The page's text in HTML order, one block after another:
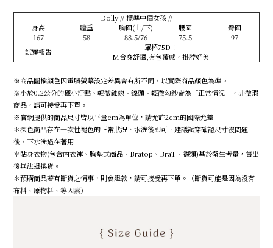
Dolly // 標準中個女孩 //
身高
體重 胸圍(上/下) 腰圍
臀圍
167
58 88.5/76 75.5
97
試穿報告
罩杯75D：
M合身舒適,有包覆感，掛脖好美
※商品圖檔顏色因電腦螢幕設定差異會有所不同，以實際商品顏色為準。
※小於0.2公分的極小汙點、輕微雜線、線頭、輕微勾紗皆為「正常情況」，非微瑕
商品，請可接受再下單。
※官網提供的商品尺寸皆以平量cm為單位，請允許2cm的國際允差
＊深色商品存在一次性褪色的正常狀況，水洗後即可，建議試穿確認尺寸沒問題
後，下水洗過在著用
＊貼身衣物(包含內衣褲、胸墊式商品、Bratop、BraT、襪類)基於衛生考量，售出
後無法退換貨。
＊預購商品若有斷貨之情事，則會退款，請可接受再下單。（斷貨可能是因為沒有
布料、原物料、等因素）